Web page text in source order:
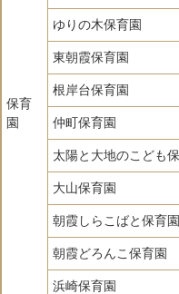
保育
園
ゆりの木保育園
東朝霞保育園
根岸台保育園
仲町保育園
太陽と大地のこども
大山保育園
朝霞しらこばと保育園
朝霞どろんこ保育園
浜崎保育園